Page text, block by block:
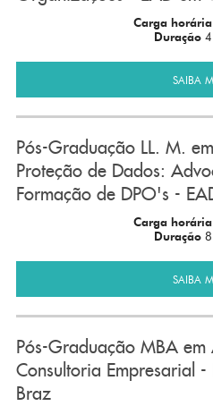
Carga horária
Duração
SAIBA
Pós-Graduação LL. M.
Proteção de Dados:
Formação de DPO's -
Carga horária
Duração
SAIBA
Pós-Graduação MBA
Consultoria Empresarial -
Braz